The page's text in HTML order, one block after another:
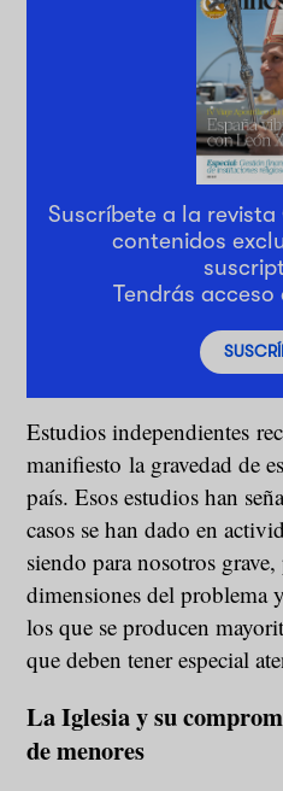
Suscríbete a la
contenidos
Tendrás
Estudios independientes
manifiesto la gravedad de
país. Esos estudios han
casos se han dado en
siendo para nosotros
dimensiones del problema
los que se producen
que deben tener especial
La Iglesia y su
de menores